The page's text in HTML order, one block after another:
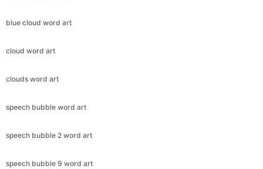
blue cloud word art
cloud word art
clouds word art
speech bubble word art
speech bubble 2 word art
speech bubble 9 word art